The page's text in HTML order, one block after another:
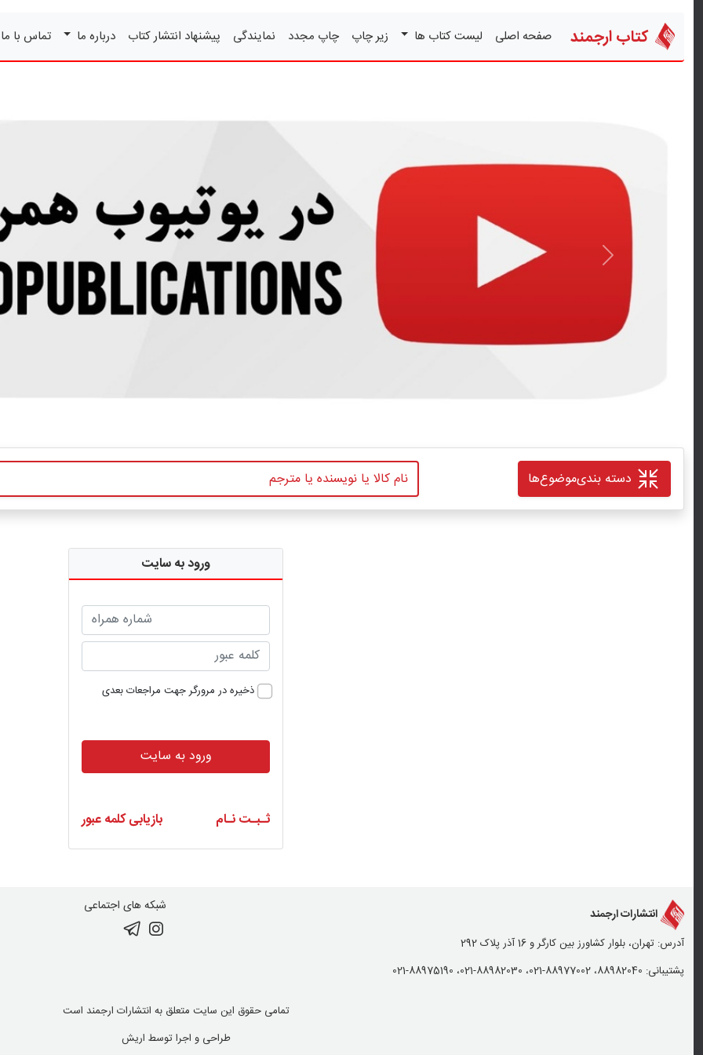
کتاب ارجمند صفحه اصلی لیست کتاب ها زیر چاپ چاپ مجدد نمایندگی پیشنهاد انتشار کتاب درباره ما تماس با
قبلی
دسته بندیموضوع‌ها
ورود به سایت
ذخیره در مرورگر جهت مراجعات بعدی
ورود به سایت
ثـبـت نـام بازیابی کلمه عبور
انتشارات ارجمند
آدرس: تهران، بلوار کشاورز بین کارگر و 16 آذر پلاک 292
پشتیبانی: 88982040، 88977002-021، 88982030-021، 88975190-021
شبکه های اجتماعی
تمامی حقوق این سایت متعلق به انتشارات ارجمند است
طراحی و اجرا توسط اریش